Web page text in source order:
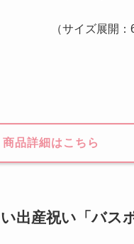
（サイズ展開：
商品詳細はこちら
出産祝い「バス